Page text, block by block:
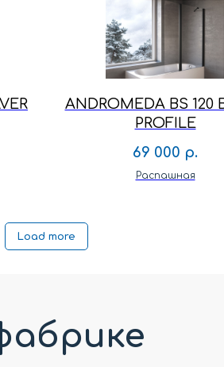
ANDROMEDA BS 120
PROFILE
69 000 р.
Распашная
Load more